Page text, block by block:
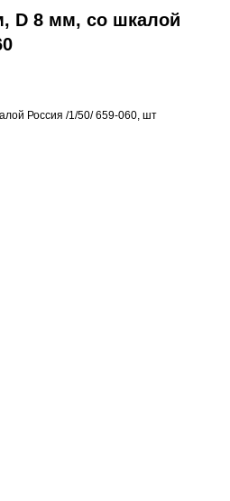
D 8 мм, со шкалой
Россия /1/50/ 659-060, шт